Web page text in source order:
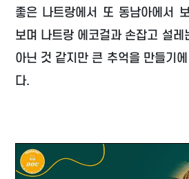
좋은 나트랑에서 또 동남아에서
보며 나트랑 에코걸과 손잡고 설레
아닌 것 같지만 큰 추억을 만들기
다.